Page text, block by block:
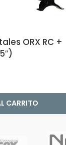
ORX RC +
CARRITO